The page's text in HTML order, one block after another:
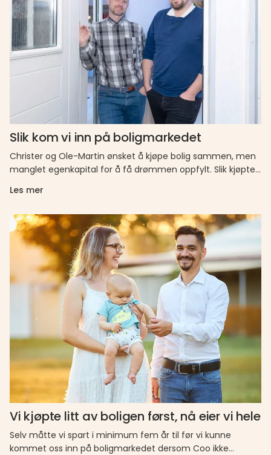
Slik kom vi inn på boligmarkedet
Christer og Ole-Martin ønsket å kjøpe bolig sammen, men
manglet egenkapital for å få drømmen oppfylt. Slik kjøpte
Les mer
Vi kjøpte litt av boligen først, nå eier vi hele
Selv måtte vi spart i minimum fem år til før vi kunne
kommet oss inn på boligmarkedet dersom Coo ikke…